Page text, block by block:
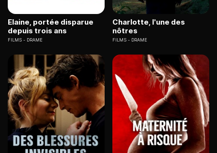
Elaine, portée disparue
depuis trois ans
FILMS DRAME
Charlotte, l'une des
nôtres
FILMS DRAME